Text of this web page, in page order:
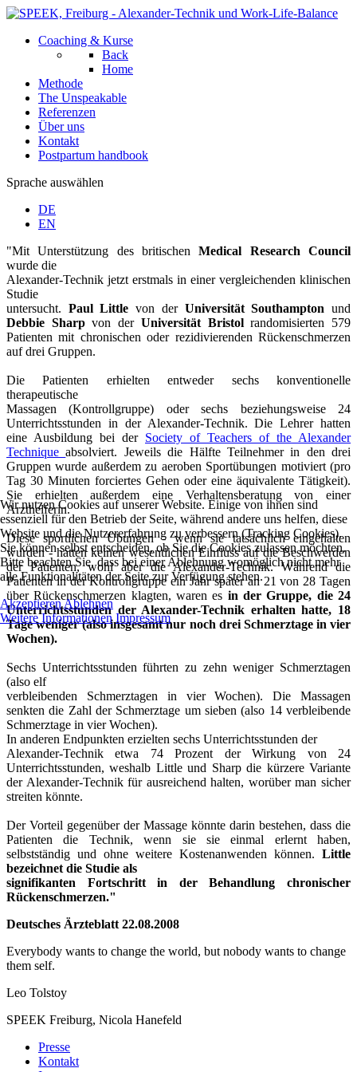
Coaching & Kurse
Back
Home
Methode
The Unspeakable
Referenzen
Über uns
Kontakt
Postpartum handbook
Sprache auswählen
DE
EN
"Mit Unterstützung des britischenMedical Research Council
wurde die
Alexander-Technik jetzt erstmals in einer vergleichenden klinischen
Studie
untersucht. Paul Little von der Universität Southampton und
Debbie Sharpvonder Universität Bristolrandomisierten 579
Patienten mit chronischen oder rezidivierenden Rückenschmerzen
auf drei Gruppen.
Die Patienten erhielten entweder sechs konventionelle
therapeutische
Massagen (Kontrollgruppe) oder sechs beziehungsweise 24
Unterrichtsstunden in der Alexander-Technik. Die Lehrer hatten
eine Ausbildung bei der Society of Teachers of the Alexander
Techniqueabsolviert. Jeweils die Hälfte Teilnehmer in den drei
Gruppen wurde außerdem zu aeroben Sportübungen motiviert (pro
Tag 30 Minuten forciertes Gehen oder eine äquivalente Tätigkeit).
Sie erhielten außerdem eine Verhaltensberatung von einer
Arzthelferin.
Diese sportlichen Übungen - wenn sie tatsächlich eingehalten
wurden - hattenkeinen wesentlichen Einfluss auf die Beschwerden
der Patienten, wohl aberdie Alexander-Technik. Während die
Patienten in der Kontrollgruppe ein Jahrspäter an 21 von 28 Tagen
über Rückenschmerzen klagten, waren es in derGruppe, die 24
Unterrichtsstunden der Alexander-Technik erhalten hatte, 18
Tage weniger (also insgesamt nur noch drei Schmerztage in vier
Wochen).
Sechs Unterrichtsstunden führten zu zehn weniger Schmerztagen
(also elf
verbleibenden Schmerztagen in vier Wochen). Die Massagen
senkten die Zahl der Schmerztage um sieben (also 14 verbleibende
Schmerztage in vier Wochen).
In anderen Endpunkten erzielten sechs Unterrichtsstunden der
Alexander-Technik etwa 74 Prozent der Wirkung von 24
Unterrichtsstunden,weshalb Little und Sharp die kürzere Variante
der Alexander-Technik für ausreichend halten, worüber man sicher
streiten könnte.
Der Vorteil gegenüber der Massage könnte darin bestehen, dass die
Patientendie Technik, wenn sie sie einmal erlernt haben,
selbstständig und ohne weitere Kostenanwenden können. Little
bezeichnet die Studie als
signifikanten Fortschritt in der Behandlung chronischer
Rückenschmerzen."
Deutsches Ärzteblatt 22.08.2008
Everybody wants to change the world, but nobody wants to change
them self.
Leo Tolstoy
SPEEK Freiburg, Nicola Hanefeld
Presse
Kontakt
Wir nutzen Cookies auf unserer Website. Einige von ihnen sind
essenziell für den Betrieb der Seite, während andere uns helfen, diese
Website und die Nutzererfahrung zu verbessern (Tracking Cookies).
Sie können selbst entscheiden, ob Sie die Cookies zulassen möchten.
Bitte beachten Sie, dass bei einer Ablehnung womöglich nicht mehr
alle Funktionalitäten der Seite zur Verfügung stehen.
Akzeptieren Ablehnen
Weitere Informationen Impressum